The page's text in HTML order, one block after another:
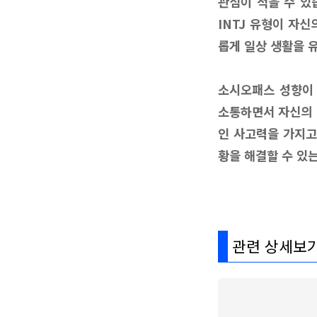
INTJ 유형이 자신
롭게 일상 생활을
소시오패스 성향
소통하면서 자신
인 사고력을 가지
황을 해결할 수 있
관련 상세보